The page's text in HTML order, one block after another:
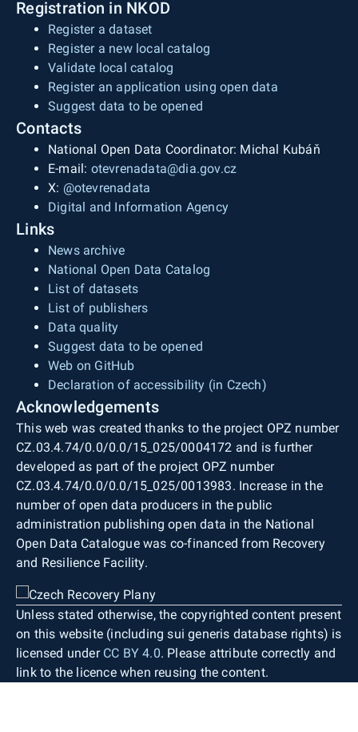
Registration in NKOD
Register a dataset
Register a new local catalog
Validate local catalog
Register an application using open data
Suggest data to be opened
Contacts
National Open Data Coordinator: Michal Kubáň
E-mail: otevrenadata@dia.gov.cz
X: @otevrenadata
Digital and Information Agency
Links
News archive
National Open Data Catalog
List of datasets
List of publishers
Data quality
Suggest data to be opened
Web on GitHub
Declaration of accessibility (in Czech)
Acknowledgements
This web was created thanks to the project OPZ number
CZ.03.4.74/0.0/0.0/15_025/0004172 and is further
developed as part of the project OPZ number
CZ.03.4.74/0.0/0.0/15_025/0013983. Increase in the
number of open data producers in the public
administration publishing open data in the National
Open Data Catalogue was co-financed from Recovery
and Resilience Facility.
Unless stated otherwise, the copyrighted content present
on this website (including sui generis database rights) is
licensed under CC BY 4.0. Please attribute correctly and
link to the licence when reusing the content.